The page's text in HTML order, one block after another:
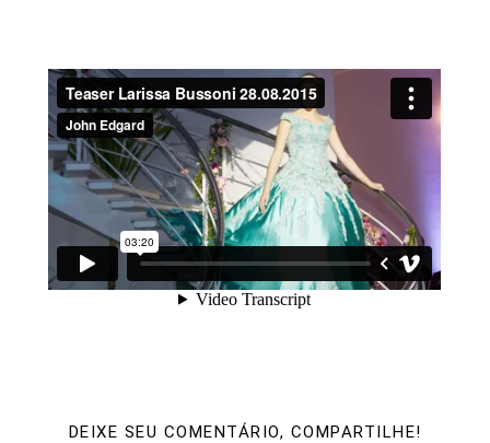
DEIXE SEU COMENTÁRIO, COMPARTILHE!